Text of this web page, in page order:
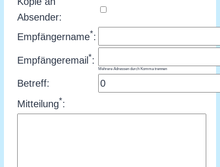
Absender:
Empfängername*:
Empfängeremail *:
Mehrere Adressen durch Komma trennen
Betreff:
Mitteilung*: